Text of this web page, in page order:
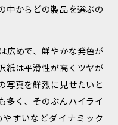
中からどの製品を選ぶの
広めで、鮮やかな発色が
紙は平滑性が高くツヤが
写真を鮮烈に見せたいと
多く、そのぶんハイライ
すいなどダイナミック